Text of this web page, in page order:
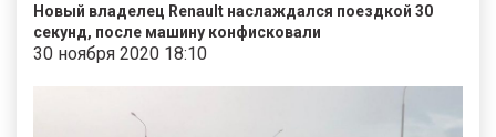
Новый владелец Renault наслаждался поездкой 30
секунд, после машину конфисковали
30 ноября 2020 18:10